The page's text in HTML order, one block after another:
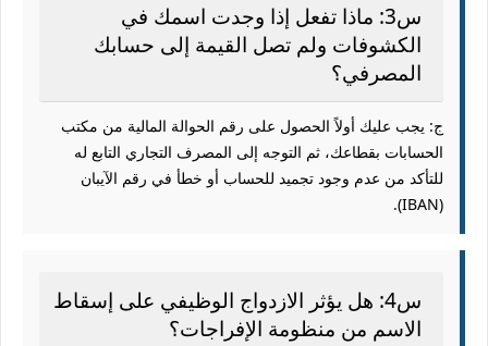
س3: ماذا تفعل إذا وجدت اسمك في
الكشوفات ولم تصل القيمة إلى حسابك
المصرفي؟
ج: يجب عليك أولاً الحصول على رقم الحوالة المالية من مكتب
الحسابات بقطاعك، ثم التوجه إلى المصرف التجاري التابع له
للتأكد من عدم وجود تجميد للحساب أو خطأ في رقم الآيبان
(IBAN).
س4: هل يؤثر الازدواج الوظيفي على إسقاط
الاسم من منظومة الإفراجات؟